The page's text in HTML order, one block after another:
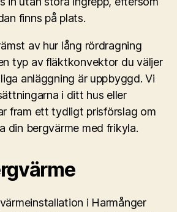
finns på plats.
av hur lång rördragning
typ av fläktkonvektor du väljer
anläggning är uppbyggd. Vi
i ditt hus eller
fram ett tydligt prisförslag om
din bergvärme med frikyla.
i Harmånger